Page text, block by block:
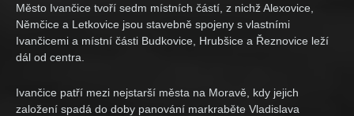
Město Ivančice tvoří sedm místních částí, z nichž Alexovice,
Němčice a Letkovice jsou stavebně spojeny s vlastními
Ivančicemi a místní části Budkovice, Hrubšice a Řeznovice leží
dál od centra.
Ivančice patří mezi nejstarší města na Moravě, kdy jejich
založení spadá do doby panování markraběte Vladislava